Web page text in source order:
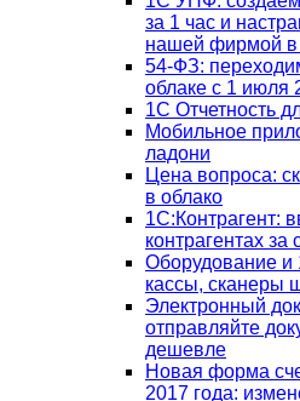
за 1 час и
нашей фирмой в
54-ФЗ:
облаке с 1 июля
1С Отчетность
Мобильное
ладони
Цена вопроса:
в облако
1С:Контрагент:
контрагентах за
Оборудование
кассы, сканеры
Электронный
отправляйте
дешевле
Новая форма
2017 года: